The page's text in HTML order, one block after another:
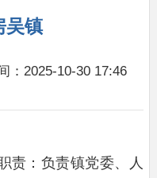
吴镇
：2025-10-30 17:46
责：负责镇党委、人